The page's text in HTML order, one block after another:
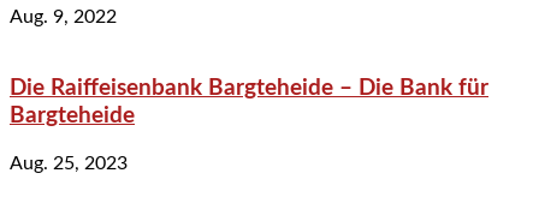
Aug. 9, 2022
Die Raiffeisenbank Bargteheide – Die Bank für
Bargteheide
Aug. 25, 2023